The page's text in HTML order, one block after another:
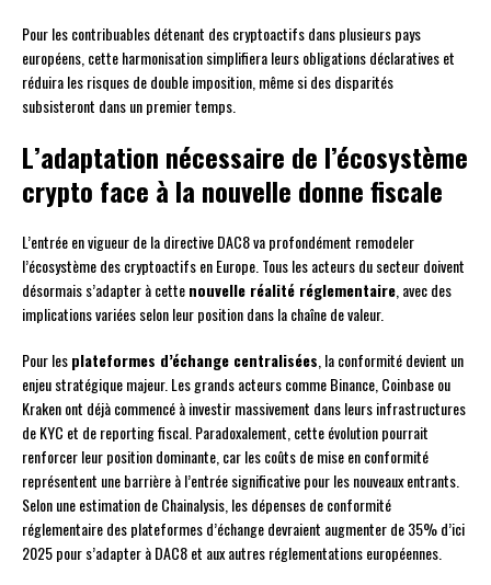
Pour les contribuables détenant des cryptoactifs dans plusieurs pays
européens, cette harmonisation simplifiera leurs obligations déclaratives et
réduira les risques de double imposition, même si des disparités
subsisteront dans un premier temps.
L’adaptation nécessaire de l’écosystème
crypto face à la nouvelle donne fiscale
L’entrée en vigueur de la directive DAC8 va profondément remodeler
l’écosystème des cryptoactifs en Europe. Tous les acteurs du secteur doivent
désormais s’adapter à cettenouvelle réalité réglementaire , avec des
implications variées selon leur position dans la chaîne de valeur.
Pour lesplateformes d’échange centralisées , la conformité devient un
enjeu stratégique majeur. Les grands acteurs comme Binance, Coinbase ou
Kraken ont déjà commencé à investir massivement dans leurs infrastructures
de KYC et de reporting fiscal. Paradoxalement, cette évolution pourrait
renforcer leur position dominante, car les coûts de mise en conformité
représentent une barrière à l’entrée significative pour les nouveaux entrants.
Selon une estimation de Chainalysis, les dépenses de conformité
réglementaire des plateformes d’échange devraient augmenter de 35% d’ici
2025 pour s’adapter à DAC8 et aux autres réglementations européennes.